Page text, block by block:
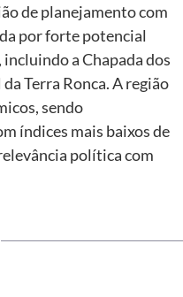
de planejamento com
por forte potencial
a Chapada dos
Terra Ronca. A região
sendo
índices mais baixos de
política com